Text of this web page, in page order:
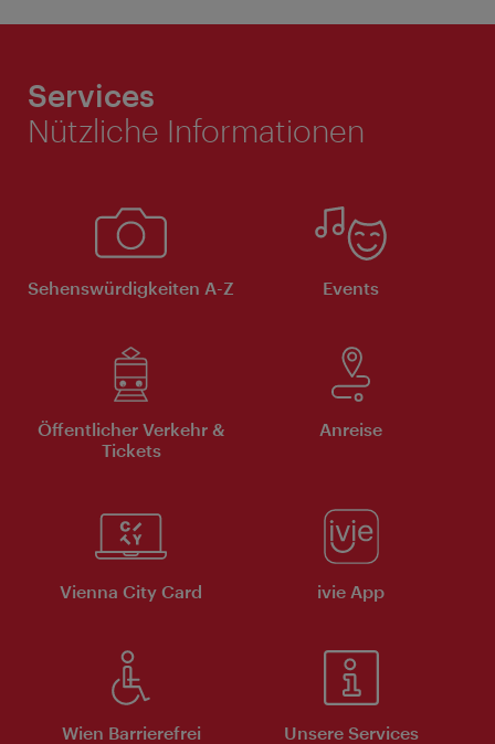
Services
Nützliche Informationen
Sehenswürdigkeiten A-Z Events
Öffentlicher Verkehr &
Tickets
Anreise
Vienna City Card ivie App
Wien Barrierefrei Unsere Services